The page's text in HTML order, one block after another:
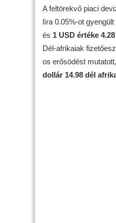
A feltörekvő piaci
líra 0.05%-ot
és 1 USD értéke
Dél-afrikaiak
os erősödést
dollár 14.98 dél